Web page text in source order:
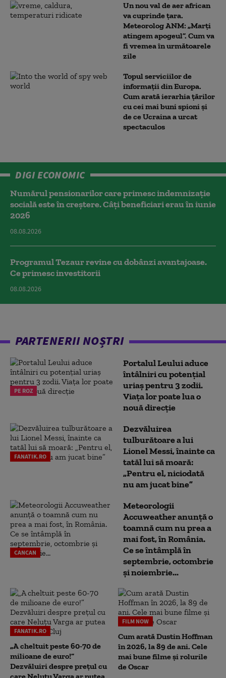
Un nou val de aer african
va cuprinde țara.
Meteorolog ANM: „Marți
atingem apogeul”. Cum va
fi vremea în următoarele
zile
Topul serviciilor de
informații din Europa.
Cum arată ierarhia țărilor
cu cei mai buni spioni și
de ce Ucraina a urcat
spectaculos
DIGI ECONOMIC
Numărul pensionarilor care primesc indemnizaţie
socială este în creștere. Câți beneficiari erau în iunie
2026
08.08.2026
Programul Tezaur revine cu dobânzi avantajoase.
Ce primesc investitorii
08.08.2026
PARTENERII NOȘTRI
PE ROZ
Portalul Leului aduce
întâlniri cu potențial
uriaș pentru 3 zodii.
Viața lor poate lua o
nouă direcție
FANATIK.RO
Dezvăluirea
tulburătoare a lui
Lionel Messi, înainte ca
tatăl lui să moară:
„Pentru el, niciodată
nu am jucat bine”
CANCAN
Meteorologii
Accuweather anunță o
toamnă cum nu prea a
mai fost, în România.
Ce se întâmplă în
septembrie, octombrie
și noiembrie...
FANATIK.RO
„A cheltuit peste 60-70 de
milioane de euro!”
Dezvăluiri despre prețul cu
FILM NOW
Cum arată Dustin Hoffman
în 2026, la 89 de ani. Cele
mai bune filme și rolurile
de Oscar